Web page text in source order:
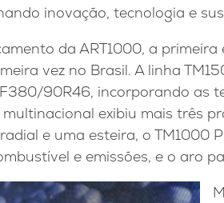
inovação, tecnologia e
da ART1000, a
vez no Brasil. A linha
90R46, incorporando as
exibiu mais três
e uma esteira, o TM1000
e emissões, e o aro